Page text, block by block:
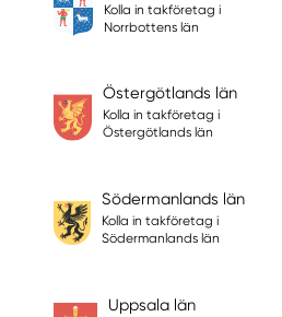
Kolla in takföretag i
Norrbottens län
Östergötlands län
Kolla in takföretag i
Östergötlands län
Södermanlands län
Kolla in takföretag i
Södermanlands län
Uppsala län